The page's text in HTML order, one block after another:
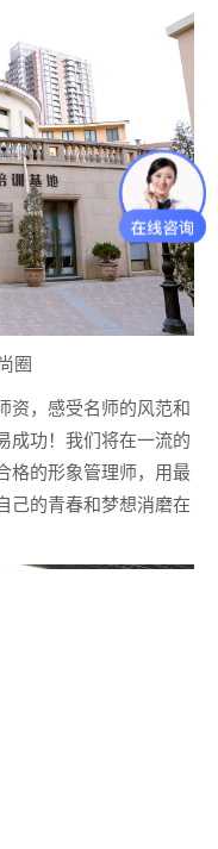
圈
资，感受名师的风范和
成功！我们将在一流的
格的形象管理师，用最
己的青春和梦想消磨在